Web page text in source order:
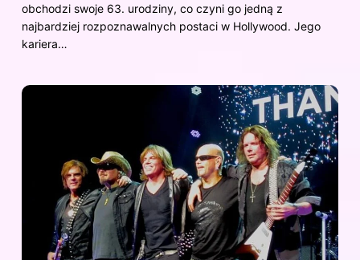
obchodzi swoje 63. urodziny, co czyni go jedną z
najbardziej rozpoznawalnych postaci w Hollywood. Jego
kariera…